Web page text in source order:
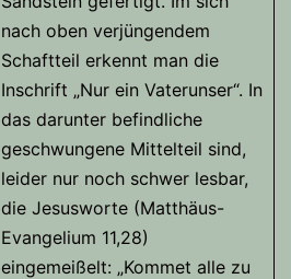
nach oben verjüngendem
Schaftteil erkennt man die
Inschrift „Nur ein Vaterunser“. In
das darunter befindliche
geschwungene Mittelteil sind,
leider nur noch schwer lesbar,
die Jesusworte (Matthäus-
Evangelium 11,28)
eingemeißelt: „Kommet alle zu